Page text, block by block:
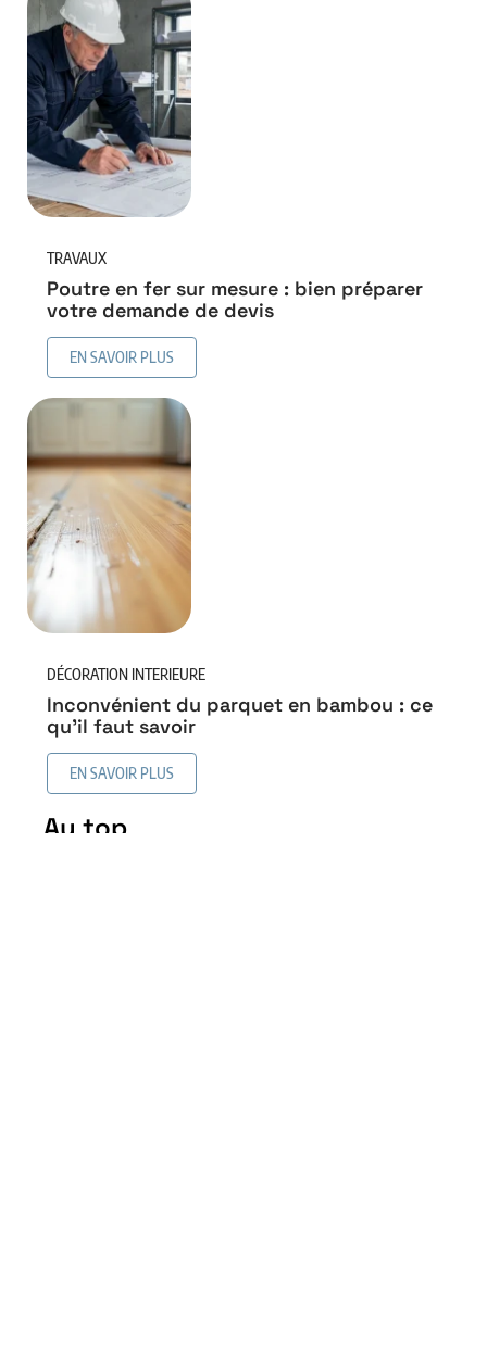
TRAVAUX
Poutre en fer sur mesure : bien préparer
votre demande de devis
EN SAVOIR PLUS
DÉCORATION INTERIEURE
Inconvénient du parquet en bambou : ce
qu’il faut savoir
EN SAVOIR PLUS
Au top